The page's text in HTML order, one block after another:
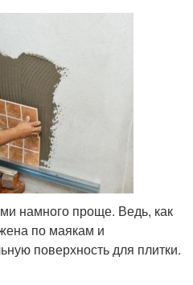
намного проще. Ведь, как
по маякам и
поверхность для плитки.